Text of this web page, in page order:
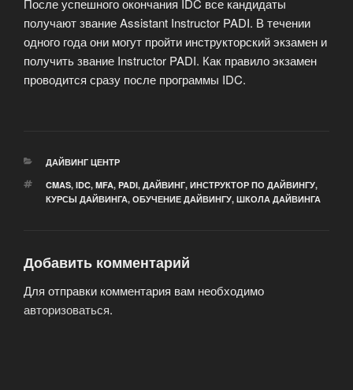
После успешного окончания IDC все кандидаты
получают звание Assistant Instructor PADI. В течении
одного года они могут пройти инструкторский экзамен и
получить звание Instructor PADI. Как правило экзамен
проводится сразу после программы IDC.
РУБРИКИ
ДАЙВИНГ ЦЕНТР
МЕТКИ
CMAS, IDC, MFA, PADI, ДАЙВИНГ, ИНСТРУКТОР ПО ДАЙВИНГУ,
КУРСЫ ДАЙВИНГА, ОБУЧЕНИЕ ДАЙВИНГУ, ШКОЛА ДАЙВИНГА
Добавить комментарий
Для отправки комментария вам необходимо
авторизоваться.